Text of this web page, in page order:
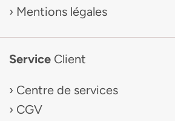
Mentions légales
Service Client
Centre de services
CGV